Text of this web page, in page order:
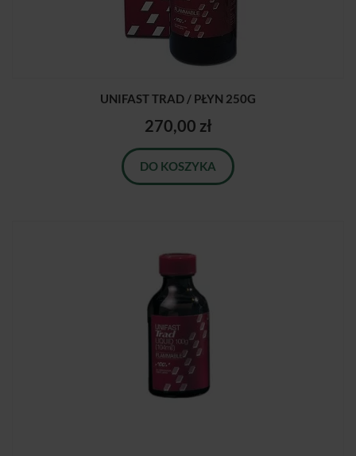
UNIFAST TRAD / PŁYN 250G
270,00 zł
DO KOSZYKA